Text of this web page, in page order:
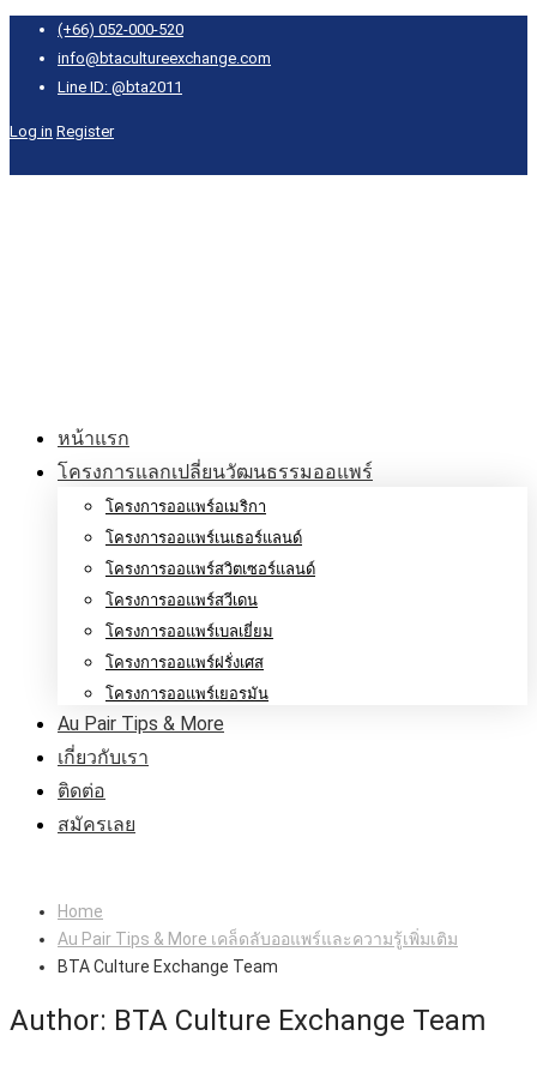
(+66) 052-000-520
info@btacultureexchange.com
Line ID: @bta2011
Log in Register
หน้าแรก
โครงการแลกเปลี่ยนวัฒนธรรมออแพร์
โครงการออแพร์อเมริกา
โครงการออแพร์เนเธอร์แลนด์
โครงการออแพร์สวิตเซอร์แลนด์
โครงการออแพร์สวีเดน
โครงการออแพร์เบลเยี่ยม
โครงการออแพร์ฝรั่งเศส
โครงการออแพร์เยอรมัน
Au Pair Tips & More
เกี่ยวกับเรา
ติดต่อ
สมัครเลย
Home
Au Pair Tips & More เคล็ดลับออแพร์และความรู้เพิ่มเติม
BTA Culture Exchange Team
Author: BTA Culture Exchange Team